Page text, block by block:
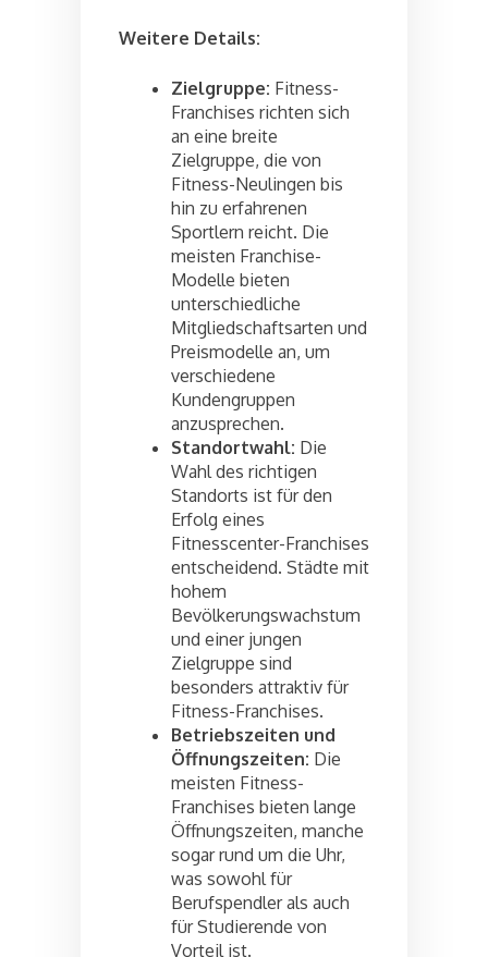
Weitere Details:
Zielgruppe: Fitness-
Franchises richten sich
an eine breite
Zielgruppe, die von
Fitness-Neulingen bis
hin zu erfahrenen
Sportlern reicht. Die
meisten Franchise-
Modelle bieten
unterschiedliche
Mitgliedschaftsarten und
Preismodelle an, um
verschiedene
Kundengruppen
anzusprechen.
Standortwahl: Die
Wahl des richtigen
Standorts ist für den
Erfolg eines
Fitnesscenter-Franchises
entscheidend. Städte mit
hohem
Bevölkerungswachstum
und einer jungen
Zielgruppe sind
besonders attraktiv für
Fitness-Franchises.
Betriebszeiten und
Öffnungszeiten: Die
meisten Fitness-
Franchises bieten lange
Öffnungszeiten, manche
sogar rund um die Uhr,
was sowohl für
Berufspendler als auch
für Studierende von
Vorteil ist.